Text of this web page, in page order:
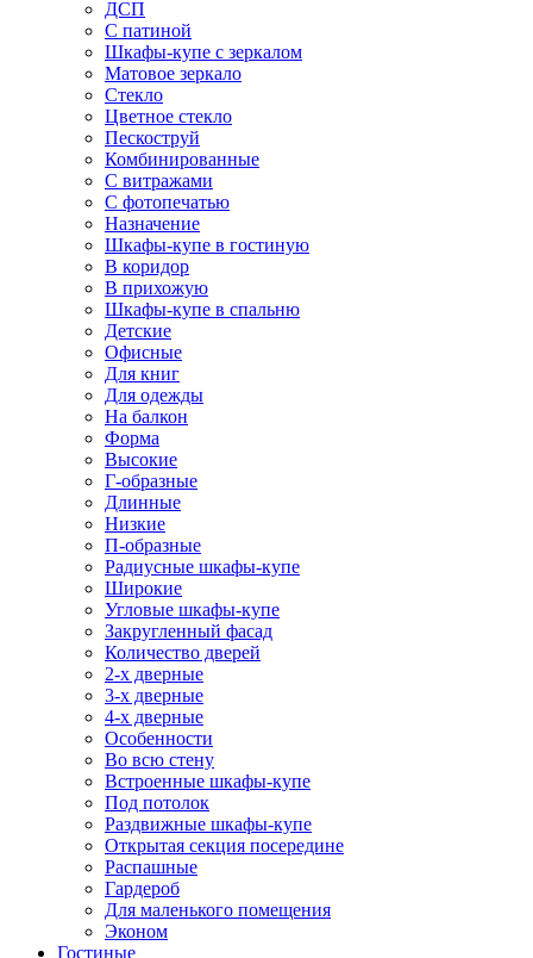
ДСП
С патиной
Шкафы-купе с зеркалом
Матовое зеркало
Стекло
Цветное стекло
Пескоструй
Комбинированные
С витражами
С фотопечатью
Назначение
Шкафы-купе в гостиную
В коридор
В прихожую
Шкафы-купе в спальню
Детские
Офисные
Для книг
Для одежды
На балкон
Форма
Высокие
Г-образные
Длинные
Низкие
П-образные
Радиусные шкафы-купе
Широкие
Угловые шкафы-купе
Закругленный фасад
Количество дверей
2-х дверные
3-х дверные
4-х дверные
Особенности
Во всю стену
Встроенные шкафы-купе
Под потолок
Раздвижные шкафы-купе
Открытая секция посередине
Распашные
Гардероб
Для маленького помещения
Эконом
Гостиные